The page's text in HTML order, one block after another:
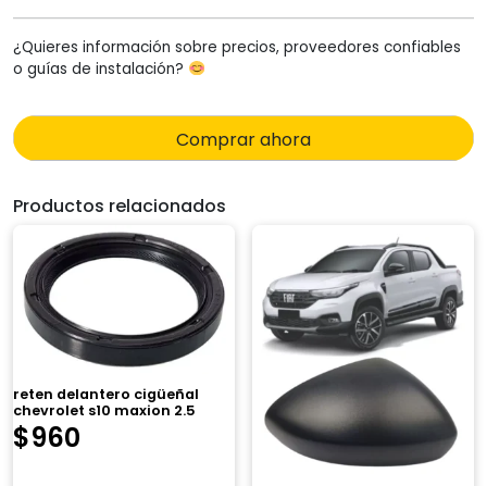
¿Quieres información sobre precios, proveedores confiables
o guías de instalación?
Comprar ahora
Productos relacionados
reten delantero cigüeñal
chevrolet s10 maxion 2.5
$960